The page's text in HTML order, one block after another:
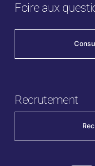
Foire aux
Recrutement